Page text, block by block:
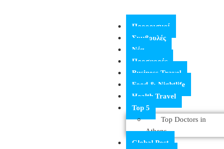
Προορισμοί
Συμβουλές
Νέα
Προσφορές
Business Travel
Food & Nightlife
Health Travel
Top 5
Top Doctors in
Athens
Global Post